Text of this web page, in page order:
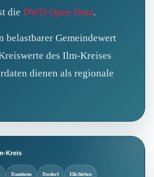
die DWD Open Data.
belastbarer Gemeindewert
des Ilm‑Kreises
dienen als regionale
Kreis
Dannheim Dosdorf Ellichleben